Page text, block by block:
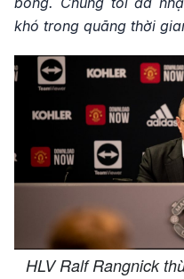
khó trong quãng thời
HLV Ralf Rangnick